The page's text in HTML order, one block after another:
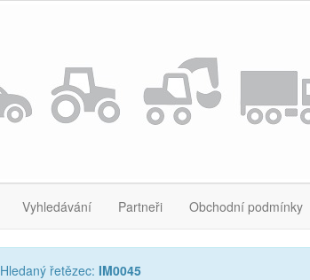
Vyhledávání Partneři Obchodní podmínky
Hledaný řetězec: IM0045